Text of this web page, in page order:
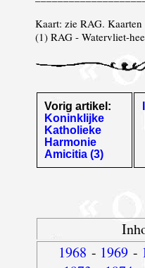
Kaart: zie RAG. Kaarten
(1) RAG - Watervliet-
Vorig artikel:
Koninklijke
Katholieke
Harmonie
Amicitia (3)
1968 - 1969-